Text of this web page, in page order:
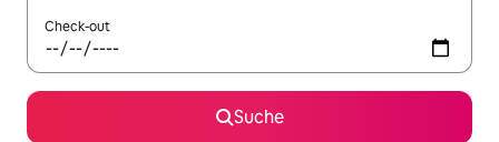
Check-out
Suche